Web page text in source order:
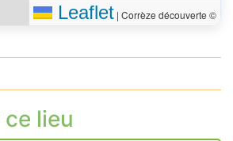
Leaflet | Corrèze découverte ©
lieu